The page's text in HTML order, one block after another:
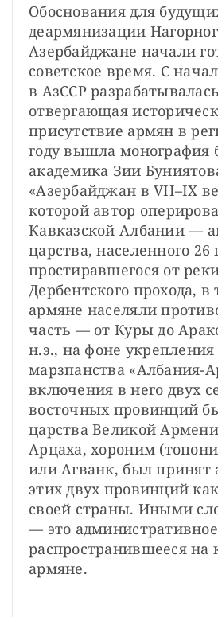
Обоснования для
деармянизации
Азербайджане начали
советское время. С
в АзССР
отвергающая
присутствие армян в
году вышла монография
академика Зии
«Азербайджан в VII–IX
которой автор
Кавказской Албании —
царства, населенного
простиравшегося от
Дербентского прохода, в
армяне населяли
часть — от Куры до
н.э., на фоне укрепления
марзпанства «Албания-
включения в него двух
восточных провинций
царства Великой
Арцаха, хороним
или Агванк, был принят
этих двух провинций
своей страны. Иными
— это
распространившееся на
армяне.